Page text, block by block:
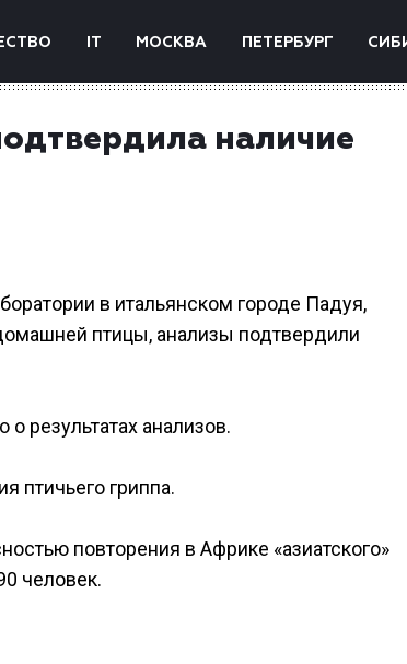
IT МОСКВА ПЕТЕРБУРГ
наличие
в итальянском городе Падуя,
птицы, анализы подтвердили
результатах анализов.
птичьего гриппа.
повторения в Африке «азиатского»
человек.